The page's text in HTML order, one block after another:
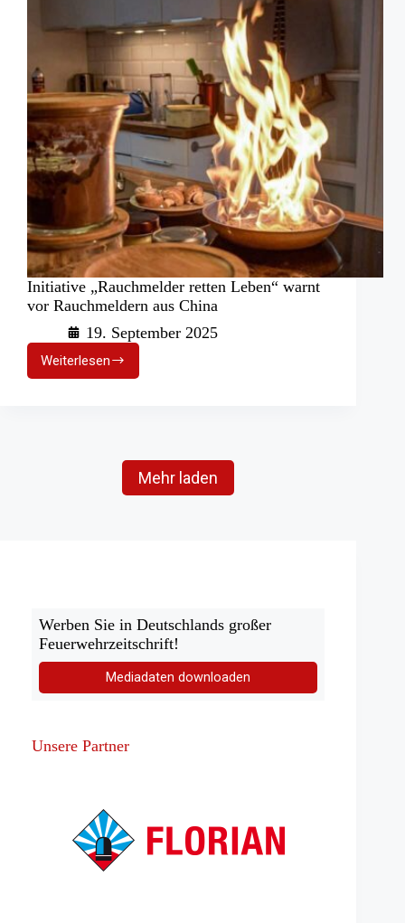
Initiative „Rauchmelder retten Leben“ warnt
vor Rauchmeldern aus China
19. September 2025
Weiterlesen
Initiative
„Rauchmelder
Rauchmeldern
Mehr laden
Werben Sie in Deutschlands großer
Feuerwehrzeitschrift!
Mediadaten downloaden
Unsere Partner